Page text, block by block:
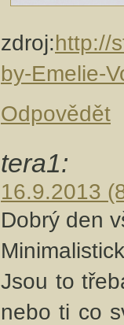
zdroj:http://
by-Emelie-
Odpovědět
tera1:
16.9.2013
Dobrý den
Jsou to
nebo ti co